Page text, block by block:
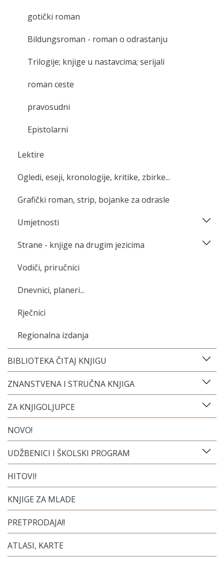
gotički roman
Bildungsroman - roman o odrastanju
Trilogije; knjige u nastavcima; serijali
roman ceste
pravosudni
Epistolarni
Lektire
Ogledi, eseji, kronologije, kritike, zbirke...
Grafički roman, strip, bojanke za odrasle
Umjetnosti
Strane - knjige na drugim jezicima
Vodiči, priručnici
Dnevnici, planeri...
Rječnici
Regionalna izdanja
BIBLIOTEKA ČITAJ KNJIGU
ZNANSTVENA I STRUČNA KNJIGA
ZA KNJIGOLJUPCE
NOVO!
UDŽBENICI I ŠKOLSKI PROGRAM
HITOVI!
KNJIGE ZA MLADE
PRETPRODAJA!!
ATLASI, KARTE